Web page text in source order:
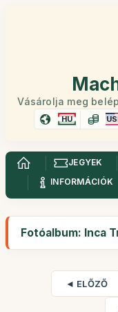
Vásárolja meg
HU
JEGYEK
INFORMÁCIÓK
Fotóalbum: Inca
◄ ELŐZŐ